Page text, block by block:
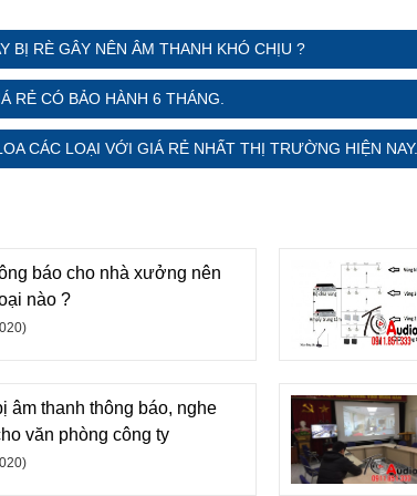
BỊ RÈ GÂY NÊN ÂM THANH KHÓ CHỊU ?
RẺ CÓ BẢO HÀNH 6 THÁNG.
CÁC LOẠI VỚI GIÁ RẺ NHẤT THỊ TRƯỜNG HIỆN NAY.
báo cho nhà xưởng nên
nào ?
âm thanh thông báo, nghe
văn phòng công ty